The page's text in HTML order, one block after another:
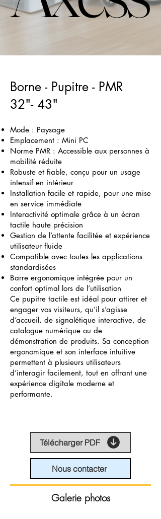
Borne - Pupitre - PMR
​32"- 43"
Mode : Paysage
Emplacement : Mini PC
Norme PMR : Accessible aux personnes à
mobilité réduite
Robuste et fiable, conçu pour un usage
intensif en intérieur
Installation facile et rapide, pour une mise
en service immédiate
Interactivité optimale grâce à un écran
tactile haute précision
Gestion de l’attente facilitée et expérience
utilisateur fluide
Compatible avec toutes les applications
standardisées
Barre ergonomique intégrée pour un
confort optimal lors de l’utilisation
Ce pupitre tactile est idéal pour attirer et
engager vos visiteurs, qu’il s’agisse
d’accueil, de signalétique interactive, de
catalogue numérique ou de
démonstration de produits. Sa conception
ergonomique et son interface intuitive
permettent à plusieurs utilisateurs
d’interagir facilement, tout en offrant une
expérience digitale moderne et
performante.
Télécharger PDF
Nous contacter
Galerie photos